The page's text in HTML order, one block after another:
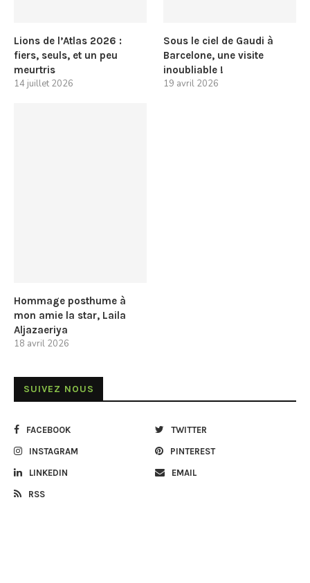
Lions de l’Atlas 2026 :
fiers, seuls, et un peu
meurtris
14 juillet 2026
Sous le ciel de Gaudi à
Barcelone, une visite
inoubliable !
19 avril 2026
Hommage posthume à
mon amie la star, Laila
Aljazaeriya
18 avril 2026
SUIVEZ NOUS
FACEBOOK TWITTER
INSTAGRAM PINTEREST
LINKEDIN EMAIL
RSS